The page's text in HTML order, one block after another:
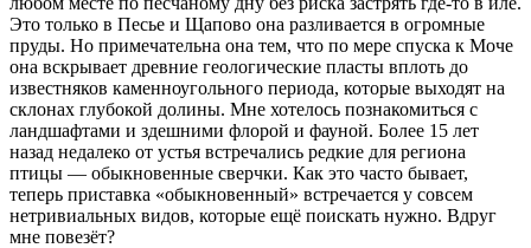
Это только в Песье и Щапово она разливается в огромные
пруды. Но примечательна она тем, что по мере спуска к Моче
она вскрывает древние геологические пласты вплоть до
известняков каменноугольного периода, которые выходят на
склонах глубокой долины. Мне хотелось познакомиться с
ландшафтами и здешними флорой и фауной. Более 15 лет
назад недалеко от устья встречались редкие для региона
птицы — обыкновенные сверчки. Как это часто бывает,
теперь приставка «обыкновенный» встречается у совсем
нетривиальных видов, которые ещё поискать нужно. Вдруг
мне повезёт?